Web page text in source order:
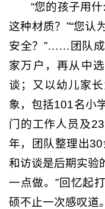
“您的孩子用
这种材质？”“您认
安全？”……团队
家万户，再从中
谈；又以幼儿家
象，包括101名小
门的工作人员及
年，团队整理出
和访谈是后期实验
一点做。”回忆起
硕不止一次感叹道。